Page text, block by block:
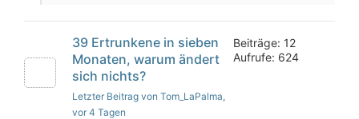
39 Ertrunkene in sieben
Monaten, warum ändert
sich nichts?
Letzter Beitrag von Tom_LaPalma,
vor 4 Tagen
Beiträge: 12
Aufrufe: 624